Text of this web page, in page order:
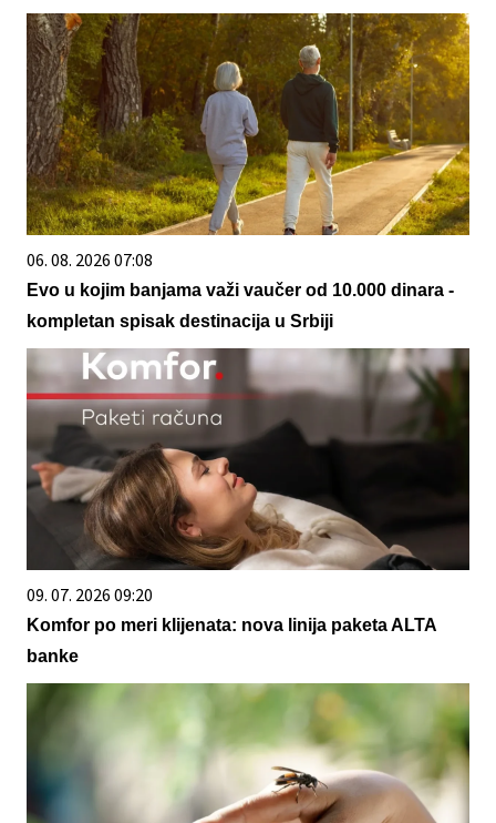
06. 08. 2026 07:08
Evo u kojim banjama važi vaučer od 10.000 dinara -
kompletan spisak destinacija u Srbiji
09. 07. 2026 09:20
Komfor po meri klijenata: nova linija paketa ALTA
banke